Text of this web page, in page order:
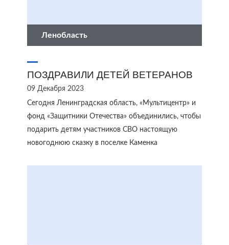
Ленобласть
ПОЗДРАВИЛИ ДЕТЕЙ ВЕТЕРАНОВ
09 Декабря 2023
Сегодня Ленинградская область, «Мультицентр» и
фонд «Защитники Отечества» объединились, чтобы
подарить детям участников СВО настоящую
новогоднюю сказку в поселке Каменка